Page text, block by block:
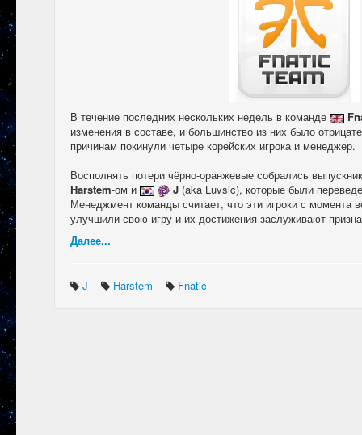
В течение последних нескольких недель в команде
изменения в составе, и большинство из них было
причинам покинули четыре корейских игрока и менеджер.
Восполнять потери чёрно-оранжевые собрались
Harstem-ом и J (aka Luvsic), которые были
Менеджмент команды считает, что эти игроки с момента
улучшили свою игру и их достижения заслуживают
Далее...
J Harstem Fnatic